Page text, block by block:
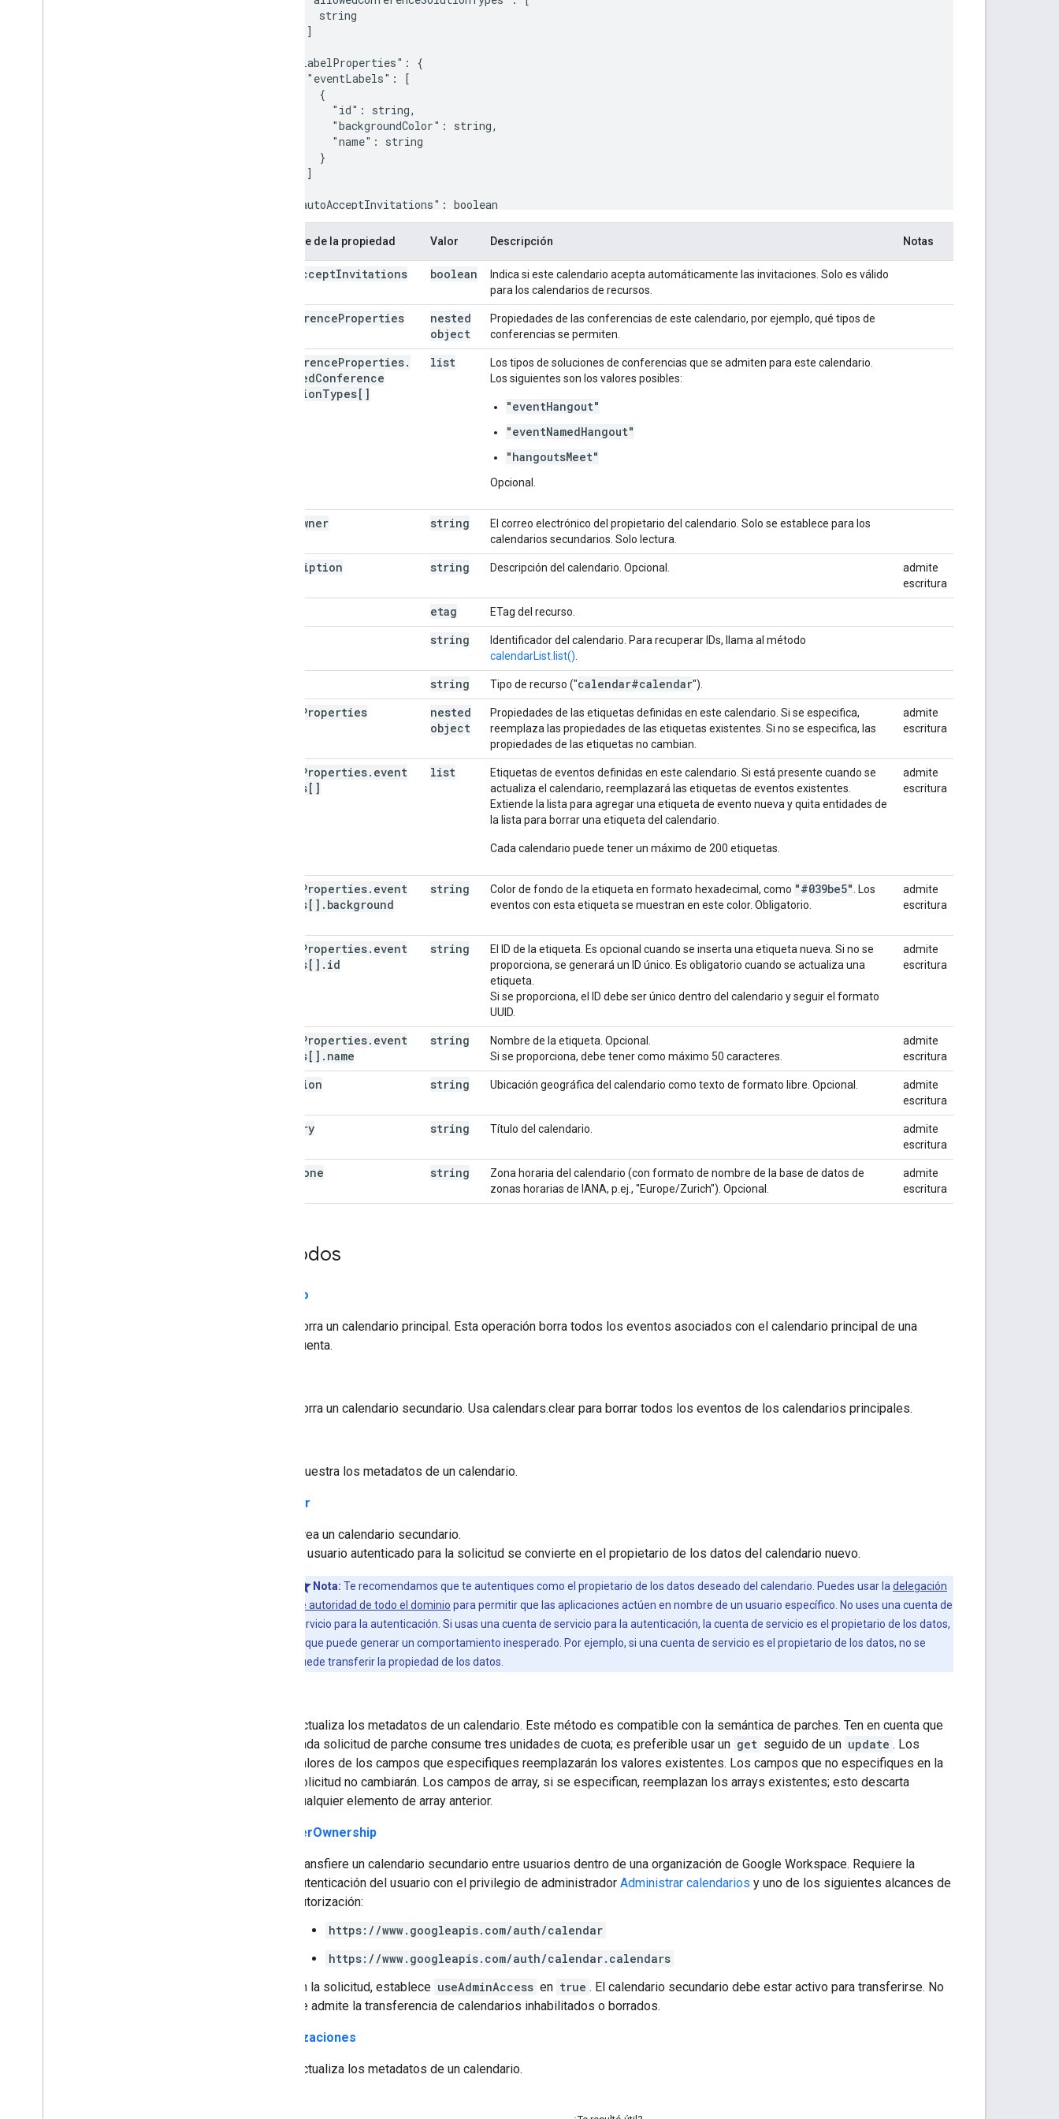
string
    ]
  "labelProperties": {
    "eventLabels": [
      {
        "id":
string,
        "backgroundColor":
string,
        "name":
string
      }
    ]
  "autoAcceptInvitations":
boolean
Nombre de la propiedad Valor Descripción Notas
AcceptInvitations boolean
Indica si este calendario acepta automáticamente las invitaciones. Solo es válido
para los calendarios de recursos.
conferenceProperties
nested
object
Propiedades de las conferencias de este calendario, por ejemplo, qué tipos de
conferencias se permiten.
conferenceProperties.
allowedConference
SolutionTypes[]
list
Los tipos de soluciones de conferencias que se admiten para este calendario.
Los siguientes son los valores posibles:
"eventHangout"
"eventNamedHangout"
"hangoutsMeet"
Opcional.
Owner string
El correo electrónico del propietario del calendario. Solo se establece para los
calendarios secundarios. Solo lectura.
description string Descripción del calendario. Opcional.
admite
escritura
etag ETag del recurso.
string
Identificador del calendario. Para recuperar IDs, llama al método
calendarList.list()
string Tipo de recurso ("calendar#calendar").
Properties
nested
object
Propiedades de las etiquetas definidas en este calendario. Si se especifica,
reemplaza las propiedades de las etiquetas existentes. Si no se especifica, las
propiedades de las etiquetas no cambian.
admite
escritura
Properties. event
Labels[]
list
Etiquetas de eventos definidas en este calendario. Si está presente cuando se
actualiza el calendario, reemplazará las etiquetas de eventos existentes.
Extiende la lista para agregar una etiqueta de evento nueva y quita entidades de
la lista para borrar una etiqueta del calendario.
Cada calendario puede tener un máximo de 200 etiquetas.
admite
escritura
Properties. event
Labels[] . background
string Color de fondo de la etiqueta en formato hexadecimal, como "#039be5"
. Los
eventos con esta etiqueta se muestran en este color. Obligatorio.
admite
escritura
Properties. event
Labels[] . id
string
El ID de la etiqueta. Es opcional cuando se inserta una etiqueta nueva. Si no se
proporciona, se generará un ID único. Es obligatorio cuando se actualiza una
etiqueta.
Si se proporciona, el ID debe ser único dentro del calendario y seguir el formato
UUID.
admite
escritura
Properties. event
Labels[] . name
string
Nombre de la etiqueta. Opcional.
Si se proporciona, debe tener como máximo 50 caracteres.
admite
escritura
location string Ubicación geográfica del calendario como texto de formato libre. Opcional.
admite
escritura
summary string Título del calendario.
admite
escritura
Zone string
Zona horaria del calendario (con formato de nombre de la base de datos de
zonas horarias de IANA, p.ej., "Europe/Zurich"). Opcional.
admite
escritura
Métodos
sencillo
Borra un calendario principal. Esta operación borra todos los eventos asociados con el calendario principal de una
cuenta.
Borra un calendario secundario. Usa calendars.clear para borrar todos los eventos de los calendarios principales.
Muestra los metadatos de un calendario.
insertar
Crea un calendario secundario.
El usuario autenticado para la solicitud se convierte en el propietario de los datos del calendario nuevo.
Nota: Te recomendamos que te autentiques como el propietario de los datos deseado del calendario. Puedes usar la delegación
de autoridad de todo el dominio para permitir que las aplicaciones actúen en nombre de un usuario específico. No uses una cuenta de
servicio para la autenticación. Si usas una cuenta de servicio para la autenticación, la cuenta de servicio es el propietario de los datos,
lo que puede generar un comportamiento inesperado. Por ejemplo, si una cuenta de servicio es el propietario de los datos, no se
puede transferir la propiedad de los datos.
Actualiza los metadatos de un calendario. Este método es compatible con la semántica de parches. Ten en cuenta que
cada solicitud de parche consume tres unidades de cuota; es preferible usar un get seguido de un update . Los
valores de los campos que especifiques reemplazarán los valores existentes. Los campos que no especifiques en la
solicitud no cambiarán. Los campos de array, si se especifican, reemplazan los arrays existentes; esto descarta
cualquier elemento de array anterior.
transferOwnership
Transfiere un calendario secundario entre usuarios dentro de una organización de Google Workspace. Requiere la
autenticación del usuario con el privilegio de administrador Administrar calendarios y uno de los siguientes alcances de
autorización:
https://www.googleapis.com/auth/calendar
https://www.googleapis.com/auth/calendar.calendars
En la solicitud, establece useAdminAccess en true . El calendario secundario debe estar activo para transferirse. No
se admite la transferencia de calendarios inhabilitados o borrados.
actualizaciones
Actualiza los metadatos de un calendario.